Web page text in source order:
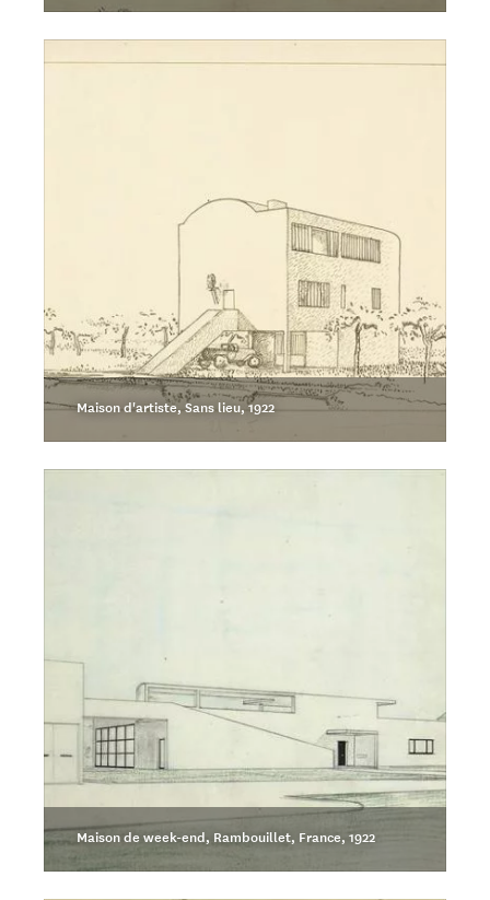
Maison d'artiste, Sans lieu, 1922
Maison de week-end, Rambouillet, France, 1922